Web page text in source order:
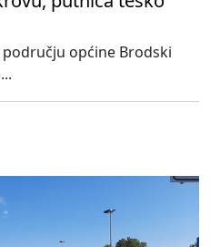
općine Brodski